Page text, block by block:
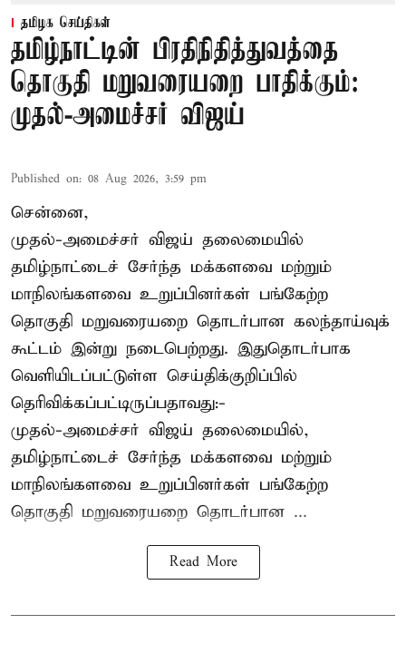
தமிழக செய்திகள்
தமிழ்நாட்டின் பிரதிநிதித்துவத்தை
தொகுதி மறுவரையறை பாதிக்கும்:
முதல்-அமைச்சர் விஜய்
Published on: 08 Aug 2026, 3:59 pm
சென்னை,
முதல்-அமைச்சர் விஜய் தலைமையில்
தமிழ்நாட்டைச் சேர்ந்த மக்களவை மற்றும்
மாநிலங்களவை உறுப்பினர்கள் பங்கேற்ற
தொகுதி மறுவரையறை தொடர்பான கலந்தாய்வுக்
கூட்டம் இன்று நடைபெற்றது. இதுதொடர்பாக
வெளியிடப்பட்டுள்ள செய்திக்குறிப்பில்
தெரிவிக்கப்பட்டிருப்பதாவது:-
முதல்-அமைச்சர் விஜய் தலைமையில்,
தமிழ்நாட்டைச் சேர்ந்த மக்களவை மற்றும்
மாநிலங்களவை உறுப்பினர்கள் பங்கேற்ற
தொகுதி மறுவரையறை தொடர்பான ...
Read More